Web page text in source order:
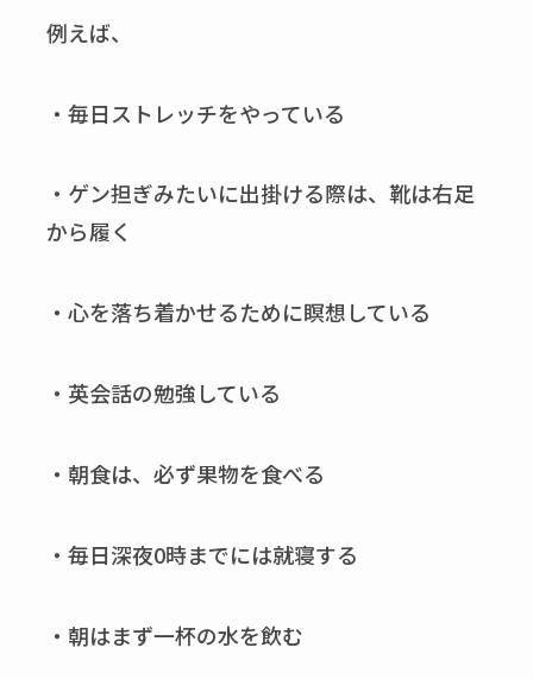
例えば、
・毎日ストレッチをやっている
・ゲン担ぎみたいに出掛ける際は、靴は右足
から履く
・心を落ち着かせるために瞑想している
・英会話の勉強している
・朝食は、必ず果物を食べる
・毎日深夜0時までには就寝する
・朝はまず一杯の水を飲む